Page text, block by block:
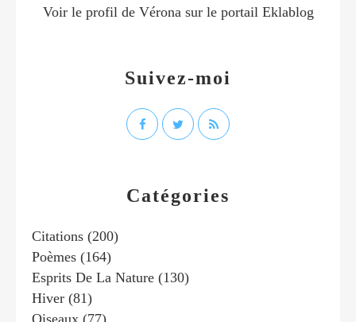
Catégories
Citations (200)
Poèmes (164)
Esprits De La Nature (130)
Hiver (81)
Oiseaux (77)
Suivez-moi
Voir le profil de Véronasur le portail Eklablog